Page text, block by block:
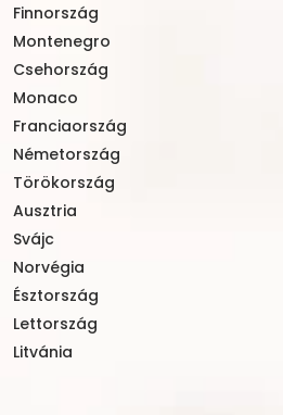
Finnország
Montenegro
Csehország
Monaco
Franciaország
Németország
Törökország
Ausztria
Svájc
Norvégia
Észtország
Lettország
Litvánia